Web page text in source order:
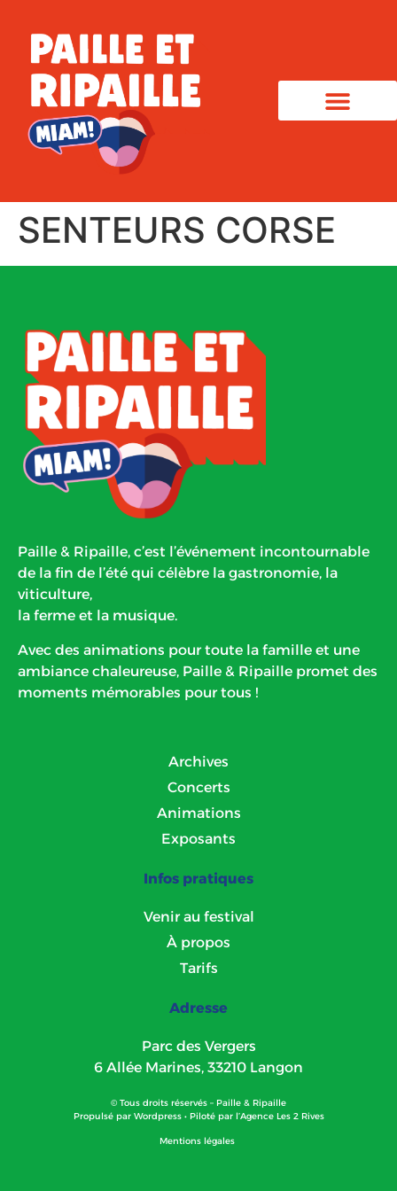
SENTEURS CORSE
Paille & Ripaille, c’est l’événement incontournable
de la fin de l’été qui célèbre la gastronomie, la
viticulture,
la ferme et la musique.
Avec des animations pour toute la famille et une
ambiance chaleureuse, Paille & Ripaille promet des
moments mémorables pour tous !
Archives
Concerts
Animations
Exposants
Infos pratiques
Venir au festival
À propos
Tarifs
Adresse
Parc des Vergers
6 Allée Marines, 33210 Langon
© Tous droits réservés – Paille & Ripaille
Propulsé par Wordpress• Piloté par l’Agence Les 2 Rives
Mentions légales